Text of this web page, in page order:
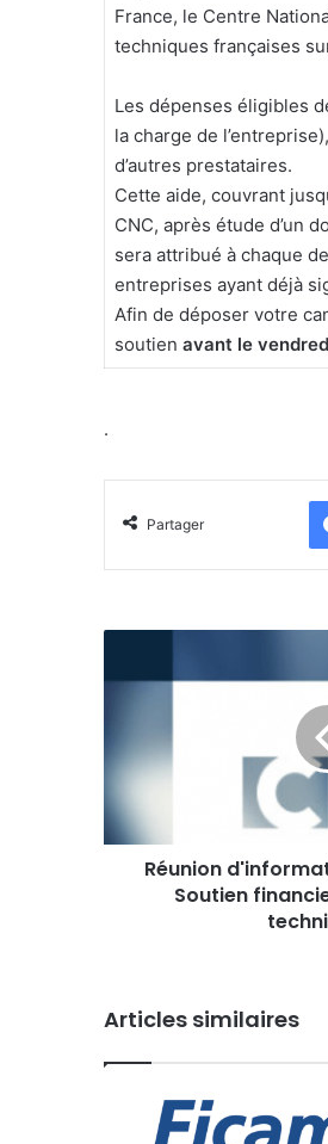
France, le Centre
techniques françaises
Les dépenses éligibles
la charge de
d’autres prestataires.
Cette aide, couvrant
CNC, après étude d’un
sera attribué à chaque
entreprises ayant déjà
Afin de déposer votre
soutien avant le
.
Partager
Soutien
financier
industries
Réunion
Soutien
Articles similaires